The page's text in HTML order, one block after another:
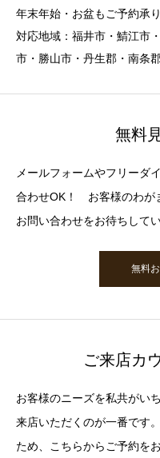
年末年始・お盆もご予約承り
対応地域：福井市・鯖江市
市・勝山市・丹生郡・南条
無料
メールフォームやフリーダ
合わせOK！ お客様のわが
お問い合わせをお待ちしてい
無料
ご来店カ
お客様のニーズを私共がい
来店いただくのが一番です
ため、こちらからご予約を